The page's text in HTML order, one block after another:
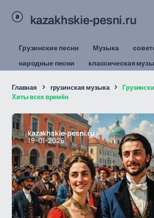
kazakhskie-pesni.ru
Грузинские песни Музыка
народные песни
классическая
Главная грузинская музыка
Хиты всех времён
kazakhskie-pesni.ru
19-01-2026